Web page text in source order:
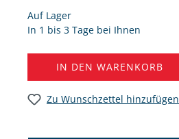
Auf Lager
In 1 bis 3 Tage bei Ihnen
IN DEN WARENKORB
Zu Wunschzettel hinzufügen